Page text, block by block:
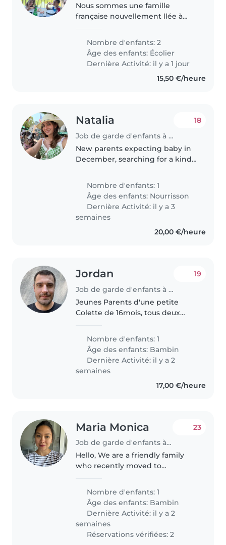
Nous sommes une famille
française nouvellement llée à
une baby-sitter ou nounou à
l'aise avec la cuisine, les tâches
ménagères et l'aide aux devoirs
pour..
Nombre d'enfants: 2
Âge des enfants: Écolier
Dernière Activité: il y a 1 jour
15,50 €/heure
Natalia
Job de garde d'enfants à Luxembourg
18
New parents expecting baby in
December, searching for a kind
to care for our newborn. Must be
comfortable with pets and
cooking, and speak English and..
Nombre d'enfants: 1
Âge des enfants: Nourrisson
Dernière Activité: il y a 3
semaines
20,00 €/heure
Jordan
Job de garde d'enfants à Luxembourg
19
Jeunes Parents d'une petite
Colette de 16mois, tous deux
Nombre d'enfants: 1
Âge des enfants: Bambin
Dernière Activité: il y a 2
semaines
17,00 €/heure
Maria Monica
Job de garde d'enfants à Luxembourg
23
Hello, We are a friendly family
who recently moved to
for a kind, reliable and caring
babysitter for our son, who is
almost 3 years old.
Nombre d'enfants: 1
Âge des enfants: Bambin
Dernière Activité: il y a 2
semaines
Réservations vérifiées: 2